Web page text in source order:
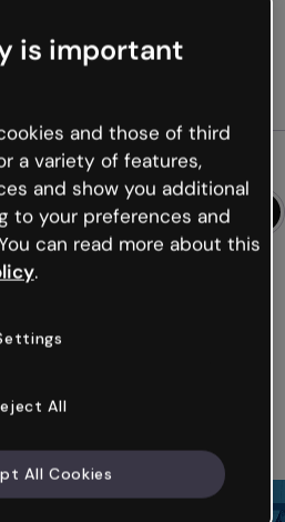
publique online
formatos
empresarial
gostar
is important
and those of third
a variety of features,
and show you additional
to your preferences and
can read more about this
.
All
All Cookies